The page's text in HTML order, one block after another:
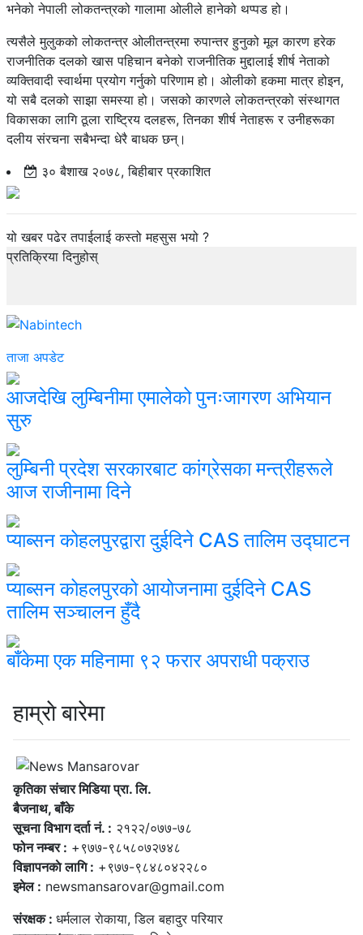
भनेको नेपाली लोकतन्त्रको गालामा ओलीले हानेको थप्पड हो।
त्यसैले मुलुकको लोकतन्त्र ओलीतन्त्रमा रुपान्तर हुनुको मूल कारण हरेक
राजनीतिक दलको खास पहिचान बनेको राजनीतिक मुद्दालाई शीर्ष नेताको
व्यक्तिवादी स्वार्थमा प्रयोग गर्नुको परिणाम हो। ओलीको हकमा मात्र होइन,
यो सबै दलको साझा समस्या हो। जसको कारणले लोकतन्त्रको संस्थागत
विकासका लागि ठूला राष्ट्रिय दलहरू, तिनका शीर्ष नेताहरू र उनीहरूका
दलीय संरचना सबैभन्दा धेरै बाधक छन्।
३० बैशाख २०७८, बिहीबार प्रकाशित
यो खबर पढेर तपाईलाई कस्तो महसुस भयो ?
प्रतिक्रिया दिनुहोस्
ताजा अपडेट
आजदेखि लुम्बिनीमा एमालेको पुनःजागरण अभियान
सुरु
लुम्बिनी प्रदेश सरकारबाट कांग्रेसका मन्त्रीहरूले
आज राजीनामा दिने
प्याब्सन कोहलपुरद्वारा दुईदिने CAS तालिम उद्घाटन
प्याब्सन कोहलपुरको आयोजनामा दुईदिने CAS
तालिम सञ्चालन हुँदै
बाँकेमा एक महिनामा ९२ फरार अपराधी पक्राउ
हाम्राे बारेमा
कृतिका संचार मिडिया प्रा. लि.
बैजनाथ, बाँके
सूचना विभाग दर्ता नं. : २१२२/०७७-७८
फोन नम्बर : +९७७-९८५८०७२७४८
विज्ञापनकाे लागि : +९७७-९८४८०४२२८०
इमेल : newsmansarovar@gmail.com
संरक्षक : धर्मलाल राेकाया, डिल बहादुर परियार